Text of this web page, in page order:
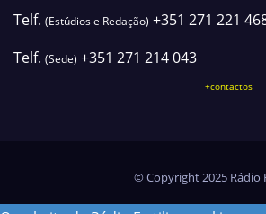
Telf. (Estúdios e Redação) +351 271 221
Telf. (Sede) +351 271 214 043
+contactos
© Copyright 2025 Rádio